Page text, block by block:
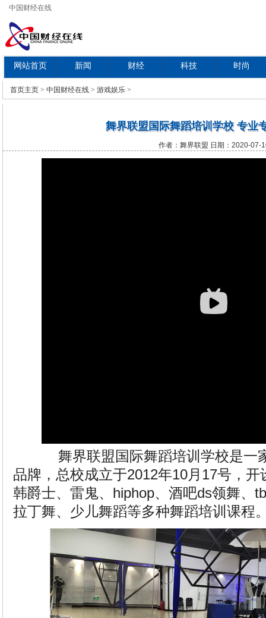
中国财经在线
网站首页 新闻 财经 科技 时尚
教育
首页主页 > 中国财经在线 > 游戏娱乐 >
舞界联盟国际舞蹈培训学校 专业
作者：舞界联盟 日期：2020-07-
舞界联盟国际舞蹈培训学校是一
品牌，总校成立于2012年10月17号，
韩爵士、雷鬼、hiphop、酒吧ds领舞、
拉丁舞、少儿舞蹈等多种舞蹈培训课程